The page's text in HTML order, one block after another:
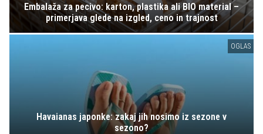
Embalaža za pecivo: karton, plastika ali BIO material –
primerjava glede na izgled, ceno in trajnost
OGLAS
Havaianas japonke: zakaj jih nosimo iz sezone v
sezono?